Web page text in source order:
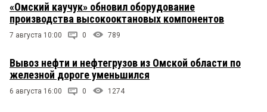
«Омский каучук» обновил оборудование
производства высокооктановых компонентов
7 августа 10:00 0 789
Вывоз нефти и нефтегрузов из Омской области по
железной дороге уменьшился
6 августа 16:00 0 1274